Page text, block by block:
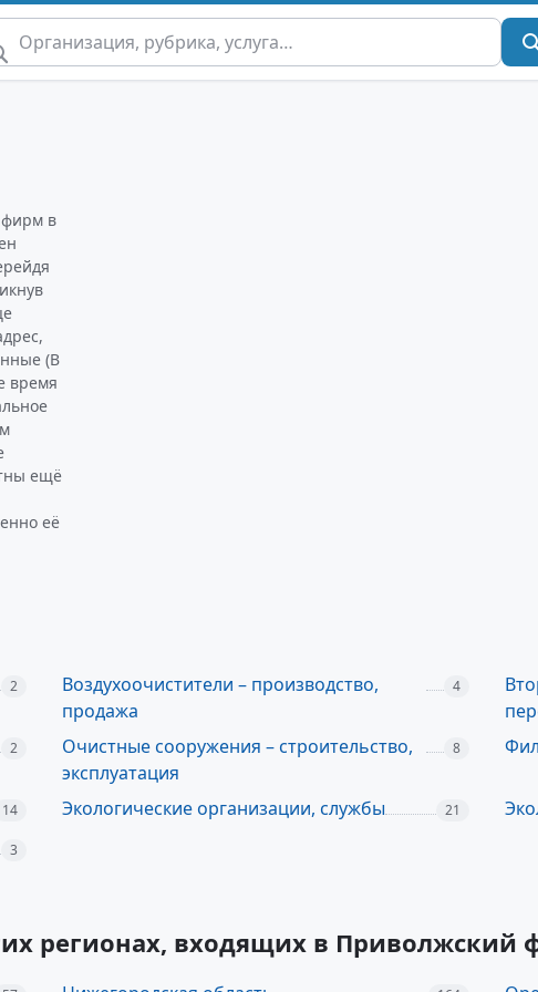
в
(В
время
ещё
её
2
Воздухоочистители – производство,
продажа
4
2
Очистные сооружения – строительство,
эксплуатация
8
14 Экологические организации, службы 21
3
регионах, входящих в Приволжский